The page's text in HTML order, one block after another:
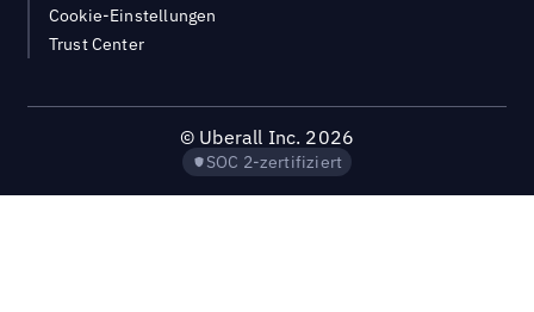
Cookie-Einstellungen
Trust Center
© Uberall Inc. 2026
SOC 2-zertifiziert